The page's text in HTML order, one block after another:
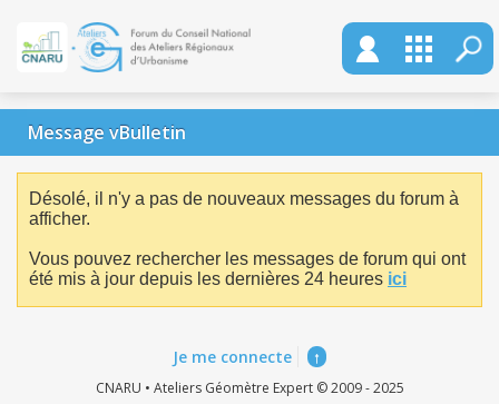
Message vBulletin
Désolé, il n'y a pas de nouveaux messages du forum à
afficher.
Vous pouvez rechercher les messages de forum qui ont
été mis à jour depuis les dernières 24 heures ici
Je me connecte ↑
CNARU • Ateliers Géomètre Expert © 2009 - 2025